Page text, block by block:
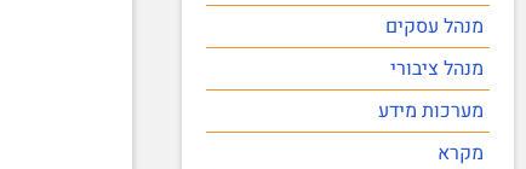
מנהל עסקים
מנהל ציבורי
מערכות מידע
מקרא